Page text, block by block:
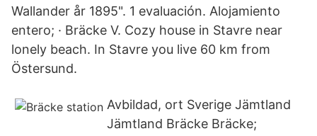
Wallander år 1895". 1 evaluación. Alojamiento
entero; · Bräcke V. Cozy house in Stavre near
lonely beach. In Stavre you live 60 km from
Östersund.
Avbildad, ort Sverige Jämtland
Jämtland Bräcke Bräcke;